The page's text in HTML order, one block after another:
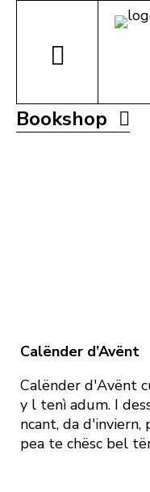
Bookshop
Calënder d’Avënt
Calënder d'Avënt
y l tenì adum. I
ncant, da d'inviern,
pea te chësc bel